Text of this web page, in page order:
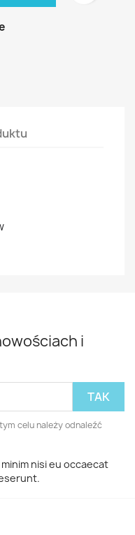
i
celu należy odnaleźć
nisi eu occaecat